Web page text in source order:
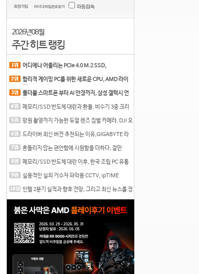
2026년 08월
주간 히트 랭킹
어디에나 어울리는 PCIe 4.0 M.2 SSD,
합리적 게이밍 PC를 위한 새로운 CPU, AMD 라이
폴더블 스마트폰 부터 AI 안경까지, 삼성 갤럭시 언
메모리/SSD 반도체 대란과 환율, 비수기 3중 크리
망원 촬영까지 가능한 듀얼 렌즈 짐벌 카메라, DJI 오
드라이버 최신 버전 추천되는 이유,GIGABYTE 라
흔들리지 않는 편안함에 시원함을 더하다, 잘만
메모리/SSD 반도체 대란 이후, 한국 조립 PC 유통
실용적인 실외 거수자 파악용 CCTV, ipTIME
인텔 2분기 실적과 향후 전망, 그리고 최신 뉴스를 정